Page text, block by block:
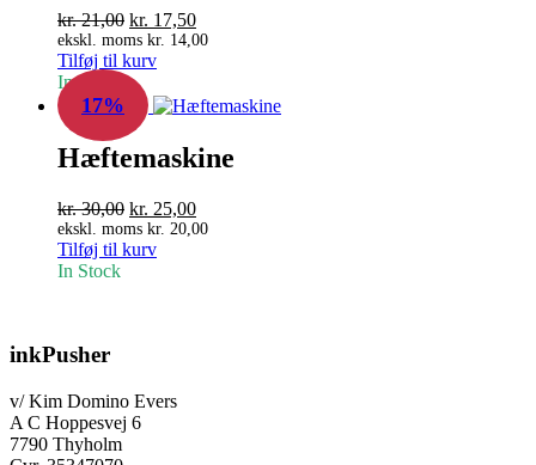
kr.21,00 Den
oprindelige
pris
var:
kr. 21,00.
kr. 17,50Den
aktuelle
kr. 17,50.
ekskl. moms kr. 14,00
Tilføj til kurv
In Stock
17%
Hæftemaskine
kr.30,00 Den
oprindelige
pris
kr. 25,00Den
aktuelle
ekskl. moms kr. 20,00
Tilføj til kurv
In Stock
inkPusher
v/ Kim Domino Evers
A C Hoppesvej 6
7790 Thyholm